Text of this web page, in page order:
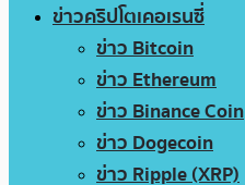
ข่าวคริปโตเคอเรนซี่
ข่าว Bitcoin
ข่าว Ethereum
ข่าว Binance Coin
ข่าว Dogecoin
ข่าว Ripple (XRP)